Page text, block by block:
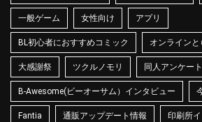
一般ゲーム 女性向け アプリ
BL初心者におすすめコミック オンライン
大感謝祭 ツクルノモリ 同人アンケート
B-Awesome(ビーオーサム）インタビュー
Fantia 通販アップデート情報 印刷所